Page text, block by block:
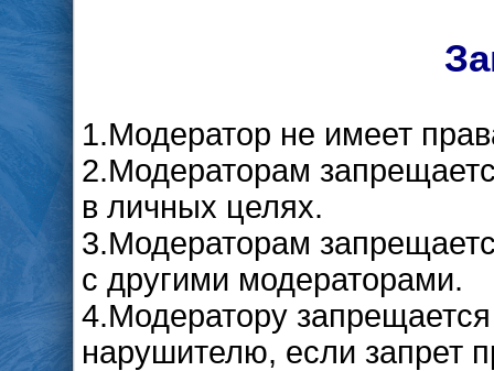
1.Модератор не имеет
2.Модераторам
в личных целях.
3.Модераторам
с другими модераторами.
4.Модератору
нарушителю, если запрет